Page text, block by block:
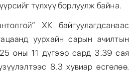
түлхүү борлуулж байна.
ХК байгуулагдсанаас
уурхайн сарын ачилтын
оны 11 дүгээр сард 3.39 сая
8.3 хувиар өсгөлөө.